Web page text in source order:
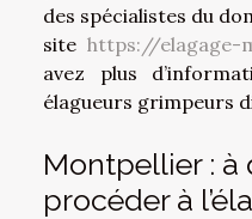
des spécialistes du
site https://elagage-
avez plus
élagueurs grimpeurs
Montpellier :
procéder à